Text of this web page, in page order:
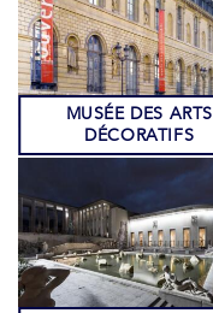
MUSÉE DES ARTS
DÉCORATIFS